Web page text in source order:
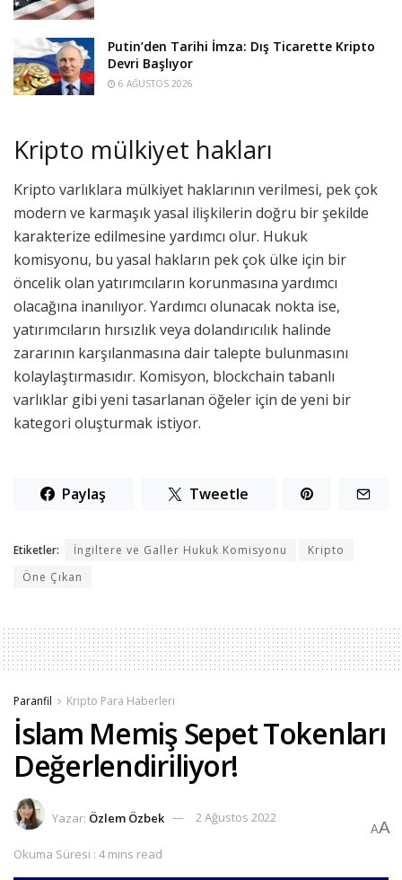
Putin’den Tarihi İmza: Dış Ticarette Kripto
Devri Başlıyor
6 AĞUSTOS 2026
Kripto mülkiyet hakları
Kripto varlıklara mülkiyet haklarının verilmesi, pek çok
modern ve karmaşık yasal ilişkilerin doğru bir şekilde
karakterize edilmesine yardımcı olur. Hukuk
komisyonu, bu yasal hakların pek çok ülke için bir
öncelik olan yatırımcıların korunmasına yardımcı
olacağına inanılıyor. Yardımcı olunacak nokta ise,
yatırımcıların hırsızlık veya dolandırıcılık halinde
zararının karşılanmasına dair talepte bulunmasını
kolaylaştırmasıdır. Komisyon, blockchain tabanlı
varlıklar gibi yeni tasarlanan öğeler için de yeni bir
kategori oluşturmak istiyor.
Paylaş Tweetle
Etiketler: İngiltere ve Galler Hukuk Komisyonu
Kripto
Öne Çıkan
Paranfil Kripto Para Haberleri
İslam Memiş Sepet Tokenları
Değerlendiriliyor!
Yazar: Özlem Özbek 2 Ağustos 2022
Okuma Süresi : 4 mins read
AA